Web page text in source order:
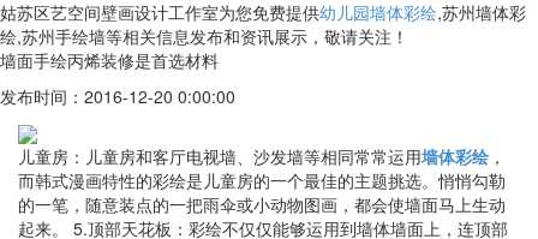
姑苏区艺空间壁画设计工作室为您免费提供幼儿园墙体彩绘,苏州墙体彩
绘,苏州手绘墙等相关信息发布和资讯展示，敬请关注！
墙面手绘丙烯装修是首选材料
发布时间：2016-12-20 0:00:00
儿童房：儿童房和客厅电视墙、沙发墙等相同常常运用墙体彩绘 ，
而韩式漫画特性的彩绘是儿童房的一个最佳的主题挑选。悄悄勾勒
的一笔，随意装点的一把雨伞或小动物图画，都会使墙面马上生动
起来。 5.顶部天花板：彩绘不仅仅能够运用到墙体墙面上，连顶部